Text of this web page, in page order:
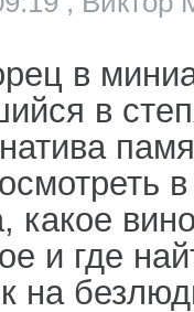
в
в
какое
и где
на